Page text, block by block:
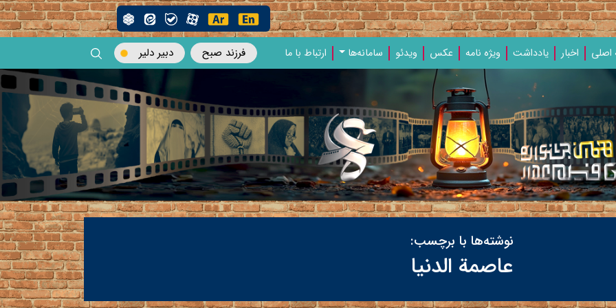
فرزند صبح دبیر دلیر اخبار یادداشت‌ ویژه‌ نامه‌ عکس ویدئو سامانه‌ها ارتباط با ما
نوشته‌ها با برچسب:
عاصمة الدنیا